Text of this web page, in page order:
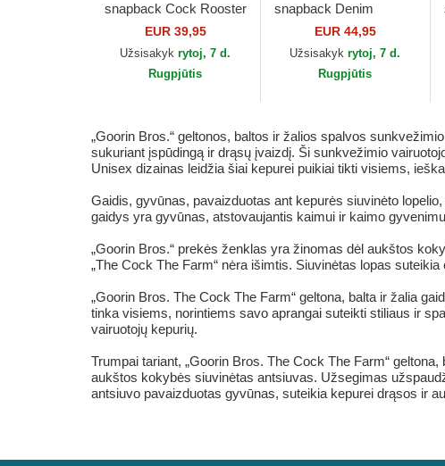
snapback Cock Rooster
Fan Institution Ball Club
Global Core Denim The
EUR 39,95
Užsisakykrytoj, 7 d.
Rugpjūtis
snapback Denim
Rooster The Farm
Goorin Bros.
EUR 44,95
Užsisakykrytoj, 7 d.
Rugpjūtis
„Goorin Bros.“ geltonos, baltos ir žalios spalvos
sukuriant įspūdingą ir drąsų įvaizdį. Ši sunkvežimio
Unisex dizainas leidžia šiai kepurei puikiai tikti visiems,
Gaidis, gyvūnas, pavaizduotas ant kepurės siuvinėto
gaidys yra gyvūnas, atstovaujantis kaimui ir kaimo
„Goorin Bros.“ prekės ženklas yra žinomas dėl aukštos
„The Cock The Farm“ nėra išimtis. Siuvinėtas lopas
„Goorin Bros. The Cock The Farm“ geltona, balta ir žalia
tinka visiems, norintiems savo aprangai suteikti stiliaus ir
vairuotojų kepurių.
Trumpai tariant, „Goorin Bros. The Cock The Farm“
aukštos kokybės siuvinėtas antsiuvas. Užsegimas
antsiuvo pavaizduotas gyvūnas, suteikia kepurei drąsos ir